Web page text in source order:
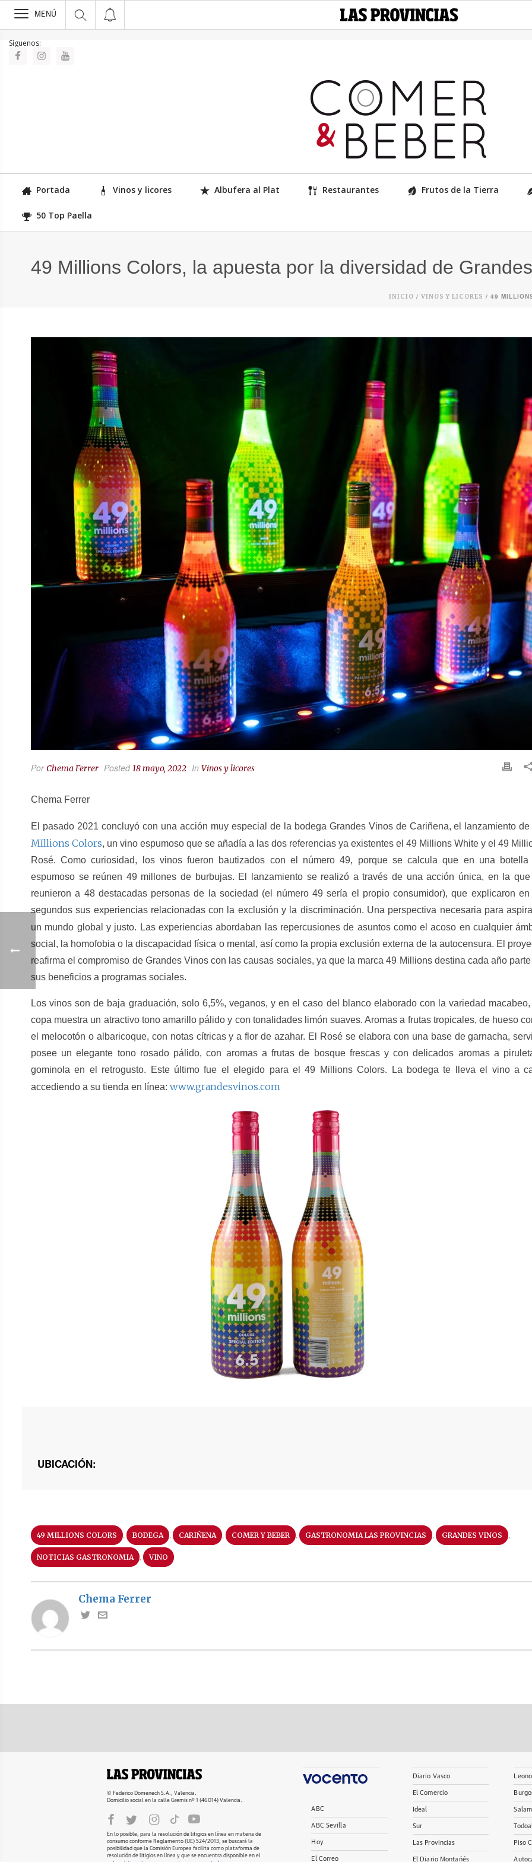
>
MENÚ
Síguenos:
Portada Vinos y licores Albufera al Plat Restaurantes Frutos de la Tierra
50 Top Paella
49 Millions Colors, la apuesta por la diversidad de
INICIO / VINOS Y LICORES / 49
PorChema Ferrer Posted18 mayo, 2022 In Vinos y licores
Chema Ferrer
El pasado 2021 concluyó con una acción muy especial de la bodega Grandes Vinos de Cariñena, el lanzamiento
MIllions Colors, un vino espumoso que se añadía a las dos referencias ya existentes el 49 Millions White y el 49
Rosé. Como curiosidad, los vinos fueron bautizados con el número 49, porque se calcula que en una botella
espumoso se reúnen 49 millones de burbujas. El lanzamiento se realizó a través de una acción única, en la
reunieron a 48 destacadas personas de la sociedad (el número 49 sería el propio consumidor), que explicaron
segundos sus experiencias relacionadas con la exclusión y la discriminación. Una perspectiva necesaria para
un mundo global y justo. Las experiencias abordaban las repercusiones de asuntos como el acoso en cualquier
social, la homofobia o la discapacidad física o mental, así como la propia exclusión externa de la autocensura. El
reafirma el compromiso de Grandes Vinos con las causas sociales, ya que la marca 49 Millions destina cada año
sus beneficios a programas sociales.
Los vinos son de baja graduación, solo 6,5%, veganos, y en el caso del blanco elaborado con la variedad
copa muestra un atractivo tono amarillo pálido y con tonalidades limón suaves. Aromas a frutas tropicales, de hueso
el melocotón o albaricoque, con notas cítricas y a flor de azahar. El Rosé se elabora con una base de garnacha,
posee un elegante tono rosado pálido, con aromas a frutas de bosque frescas y con delicados aromas a
gominola en el retrogusto. Este último fue el elegido para el 49 Millions Colors. La bodega te lleva el vino a
accediendo a su tienda en línea: www.grandesvinos.com
UBICACIÓN:
49 MILLIONS COLORS , BODEGA , CARIÑENA , COMER Y BEBER , GASTRONOMIA LAS PROVINCIAS , GRANDES VINOS ,
NOTICIAS GASTRONOMIA , VINO
Chema Ferrer
© Federico Domenech S.A., Valencia.
Domicilio social en la calle Gremis nº 1 (46014) Valencia.
En lo posible, para la resolución de litigios en línea en materia de
consumo conforme Reglamento (UE) 524/2013, se buscará la
posibilidad que la Comisión Europea facilita como plataforma de
resolución de litigios en línea y que se encuentra disponible en el
ABC
ABC Sevilla
Hoy
El Correo
Diario Vasco
El Comercio
Ideal
Sur
Las Provincias
El Diario Montañés
Piso